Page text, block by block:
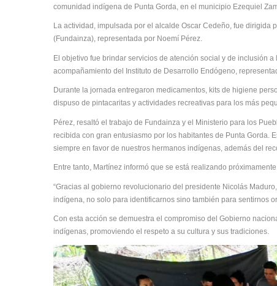
comunidad indígena de Punta Gorda, en el municipio Ezequiel
La actividad, impulsada por el alcalde Oscar Cedeño, fue
(Fundainza), representada por Noemí Pérez.
El objetivo fue brindar servicios de atención social y de inclusión
acompañamiento del Instituto de Desarrollo Endógeno,
Durante la jornada entregaron medicamentos, kits de higiene
dispuso de pintacaritas y actividades recreativas para los más
Pérez, resaltó el trabajo de Fundainza y el Ministerio para los
recibida con gran entusiasmo por los habitantes de Punta Gorda.
siempre en favor de nuestros hermanos indígenas, además del
Entre tanto, Martínez informó que se está realizando
“Gracias al gobierno revolucionario del presidente Nicolás
indígena, no solo para identificarnos sino también para sentirnos
Con esta acción se demuestra el compromiso del Gobierno
indígenas, promoviendo el respeto a su cultura y sus tradiciones.